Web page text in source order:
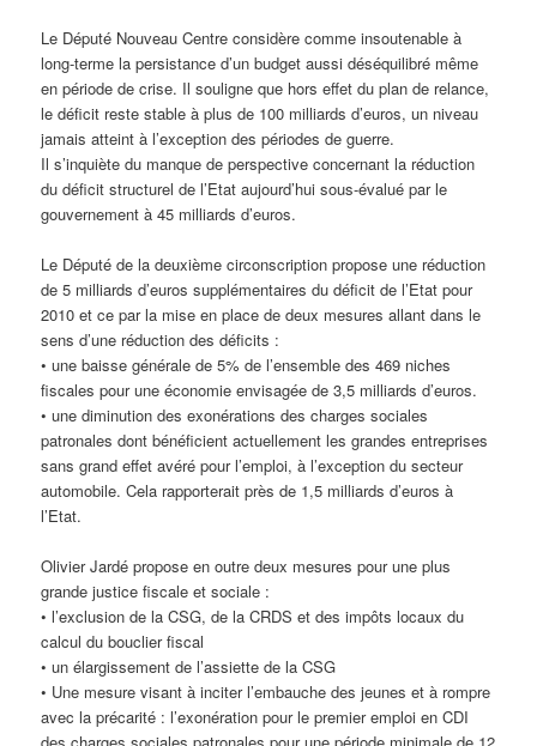
Le Député Nouveau Centre considère comme insoutenable à
long-terme la persistance d’un budget aussi déséquilibré même
en période de crise. Il souligne que hors effet du plan de relance,
le déficit reste stable à plus de 100 milliards d’euros, un niveau
jamais atteint à l’exception des périodes de guerre.
Il s’inquiète du manque de perspective concernant la réduction
du déficit structurel de l’Etat aujourd’hui sous-évalué par le
gouvernement à 45 milliards d’euros.
Le Député de la deuxième circonscription propose une réduction
de 5 milliards d’euros supplémentaires du déficit de l’Etat pour
2010 et ce par la mise en place de deux mesures allant dans le
sens d’une réduction des déficits :
• une baisse générale de 5% de l’ensemble des 469 niches
fiscales pour une économie envisagée de 3,5 milliards d’euros.
• une diminution des exonérations des charges sociales
patronales dont bénéficient actuellement les grandes entreprises
sans grand effet avéré pour l’emploi, à l’exception du secteur
automobile. Cela rapporterait près de 1,5 milliards d’euros à
l’Etat.
Olivier Jardé propose en outre deux mesures pour une plus
grande justice fiscale et sociale :
• l’exclusion de la CSG, de la CRDS et des impôts locaux du
calcul du bouclier fiscal
• un élargissement de l’assiette de la CSG
• Une mesure visant à inciter l’embauche des jeunes et à rompre
avec la précarité : l’exonération pour le premier emploi en CDI